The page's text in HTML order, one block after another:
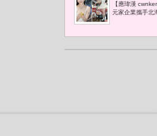
料理分享
【應瑋漢
元家企業攜手北